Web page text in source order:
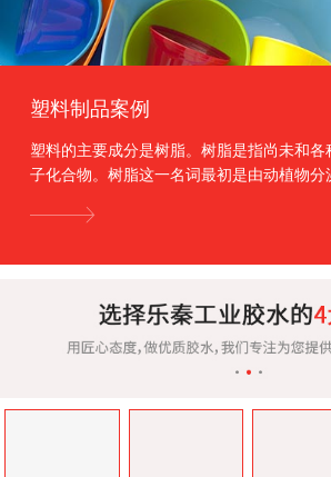
塑料制品案例
塑料的主要成分是树脂。树脂是指尚未和
子化合物。树脂这一名词最初是由动植物分